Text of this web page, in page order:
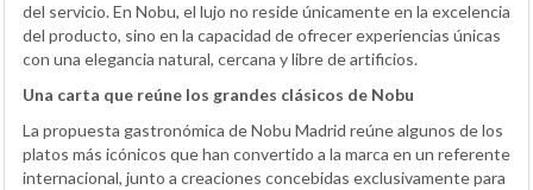
del servicio. En Nobu, el lujo no reside únicamente en la excelencia
del producto, sino en la capacidad de ofrecer experiencias únicas
con una elegancia natural, cercana y libre de artificios.
Una carta que reúne los grandes clásicos de Nobu
La propuesta gastronómica de Nobu Madrid reúne algunos de los
platos más icónicos que han convertido a la marca en un referente
internacional, junto a creaciones concebidas exclusivamente para